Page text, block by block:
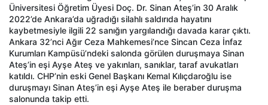
Üniversitesi Öğretim Üyesi Doç. Dr. Sinan Ateş’in 30 Aralık
2022’de Ankara’da uğradığı silahlı saldırıda hayatını
kaybetmesiyle ilgili 22 sanığın yargılandığı davada karar çıktı.
Ankara 32’nci Ağır Ceza Mahkemesi’nce Sincan Ceza İnfaz
Kurumları Kampüsü’ndeki salonda görülen duruşmaya Sinan
Ateş’in eşi Ayşe Ateş ve yakınları, sanıklar, taraf avukatları
katıldı. CHP’nin eski Genel Başkanı Kemal Kılıçdaroğlu ise
duruşmayı Sinan Ateş’in eşi Ayşe Ateş ile beraber duruşma
salonunda takip etti.